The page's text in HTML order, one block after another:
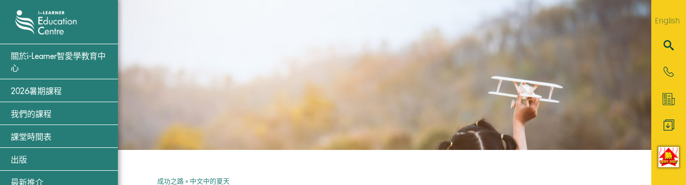
關於i-Learner智愛學教育中
心
2026暑期課程
我們的課程
課堂時間表
出版
最新推介 成功之路» 中文中的夏天
English